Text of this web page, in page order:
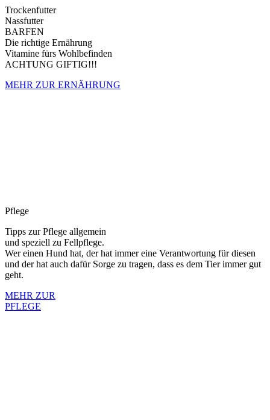
Trockenfutter
Nassfutter
BARFEN
Die richtige Ernährung
Vitamine fürs Wohlbefinden
ACHTUNG GIFTIG!!!
MEHR ZUR ERNÄHRUNG
Pflege
Tipps zur Pflege allgemein
und speziell zu Fellpflege.
Wer einen Hund hat, der hat immer eine Verantwortung für diesen
und der hat auch dafür Sorge zu tragen, dass es dem Tier immer gut
geht.
MEHR ZUR
PFLEGE